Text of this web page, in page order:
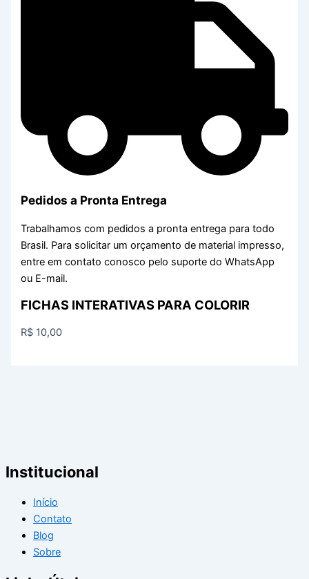
Pedidos a Pronta Entrega
Trabalhamos com pedidos a pronta entrega para todo
Brasil. Para solicitar um orçamento de material impresso,
entre em contato conosco pelo suporte do WhatsApp
ou E-mail.
FICHAS INTERATIVAS PARA COLORIR
R$ 10,00
Institucional
Início
Contato
Blog
Sobre